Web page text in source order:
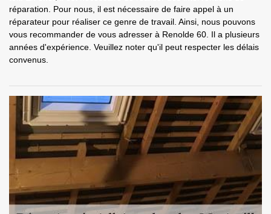
réparation. Pour nous, il est nécessaire de faire appel à un
réparateur pour réaliser ce genre de travail. Ainsi, nous pouvons
vous recommander de vous adresser à Renolde 60. Il a plusieurs
années d'expérience. Veuillez noter qu'il peut respecter les délais
convenus.